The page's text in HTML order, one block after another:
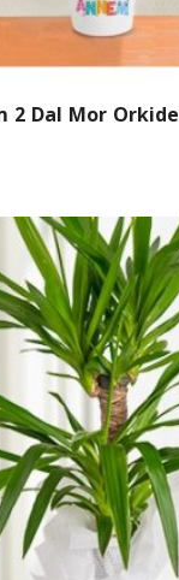
2 Dal Mor Orkide